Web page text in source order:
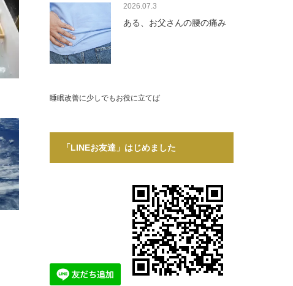
2026.07.3
ある、お父さんの腰の痛み
睡眠改善に少しでもお役に立てば
「LINEお友達」はじめました